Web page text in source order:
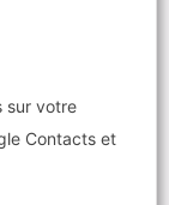
sur votre
Contacts et